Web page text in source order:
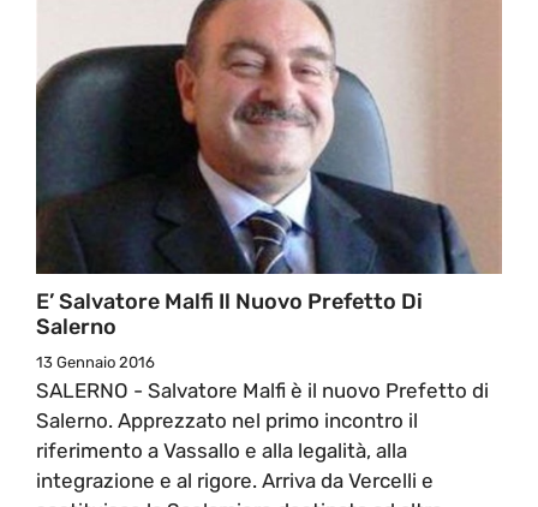
E’ Salvatore Malfi Il Nuovo Prefetto Di
Salerno
13 Gennaio 2016
SALERNO - Salvatore Malfi è il nuovo Prefetto di
Salerno. Apprezzato nel primo incontro il
riferimento a Vassallo e alla legalità, alla
integrazione e al rigore. Arriva da Vercelli e